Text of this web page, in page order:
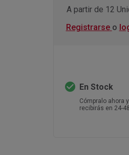
A partir de 12
Registrarse o
check_circle En Stock
Cómpralo ahora
recibirás en 24-